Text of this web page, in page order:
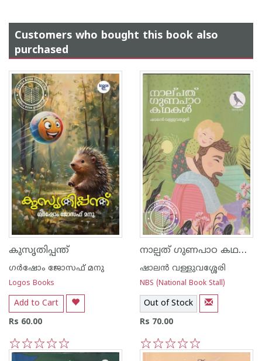
Customers who bought this book also
purchased
കുസൃതിപ്പന്ത്
ഗർഷോം ജോസഫ് മനു
Logos Books
Add to Cart
Rs 60.00
5
4
3
2
1
നാല്പത് ഗുണപാഠ കഥകൾ
ഷാലന്‍ വള്ളുവശ്ശേരി
NBS (National Book Stall)
Out of Stock
Rs 70.00
5
4
3
2
1